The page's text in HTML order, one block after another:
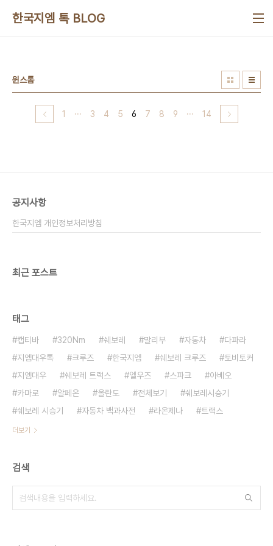
한국지엠 톡 BLOG
윈스톰
1 ··· 3 4 5 6 7 8 9 ··· 14
공지사항
한국지엠 개인정보처리방침
최근 포스트
태그
캡티바 320Nm 쉐보레 말리부 자동차
다파라
지엠대우톡
크루즈 한국지엠 쉐보레 크루즈
토비토커
지엠대우
쉐보레 트랙스 엘우즈 스파크
아베오
카마로
알페온 올란도 전체보기
쉐보레시승기
쉐보레 시승기
자동차 백과사전 라온제나 트랙스
더보기
검색